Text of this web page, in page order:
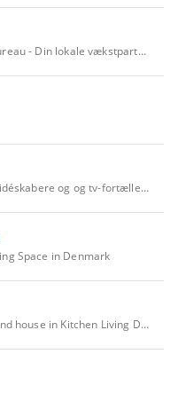
Fremspring Multimediebureau - Din lokale vækstpartner
Laud People | Ambitiøse idéskabere og og tv-fortællere
Space in Denmark
F&H Group – A global brand house in Kitchen Living Dining